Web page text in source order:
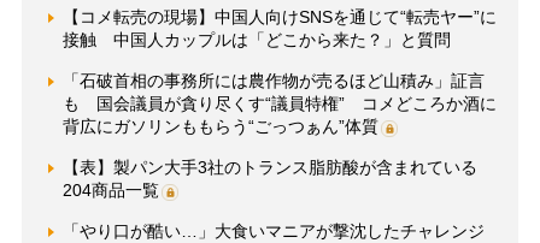
【コメ転売の現場】中国人向けSNSを通じて“転売ヤー”に
接触 中国人カップルは「どこから来た？」と質問
「石破首相の事務所には農作物が売るほど山積み」証言
も 国会議員が貪り尽くす“議員特権” コメどころか酒に
背広にガソリンももらう“ごっつぁん”体質
【表】製パン大手3社のトランス脂肪酸が含まれている
204商品一覧
「やり口が酷い…」大食いマニアが撃沈したチャレンジ